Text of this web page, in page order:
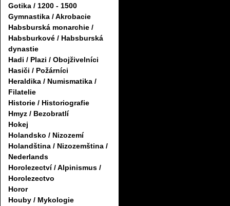
Gotika / 1200 - 1500
Gymnastika / Akrobacie
Habsburská monarchie /
Habsburkové / Habsburská
dynastie
Hadi / Plazi / Obojživelníci
Hasiči / Požárníci
Heraldika / Numismatika /
Filatelie
Historie / Historiografie
Hmyz / Bezobratlí
Hokej
Holandsko / Nizozemí
Holandština / Nizozemština /
Nederlands
Horolezectví / Alpinismus /
Horolezectvo
Horor
Houby / Mykologie